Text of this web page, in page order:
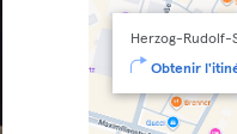
Herzog-Rudolf-
Obtenir